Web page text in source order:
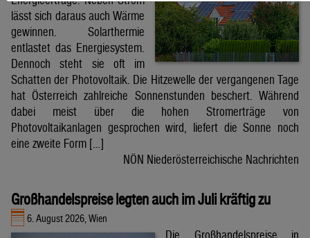
lässt sich daraus auch Wärme
gewinnen. Solarthermie
entlastet das Energiesystem.
Dennoch steht sie oft im
Schatten der Photovoltaik. Die Hitzewelle der vergangenen Tage
hat Österreich zahlreiche Sonnenstunden beschert. Während
dabei meist über die hohen Stromerträge von
Photovoltaikanlagen gesprochen wird, liefert die Sonne noch
eine zweite Form […]
NÖN Niederösterreichische Nachrichten
Großhandelspreise legten auch im Juli kräftig zu
6. August 2026, Wien
Die Großhandelspreise in